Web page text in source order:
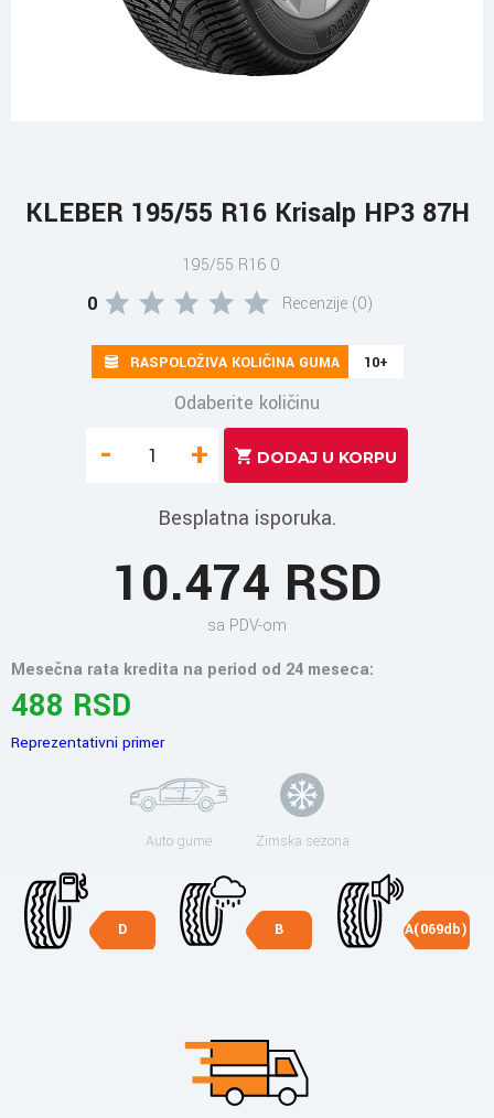
KLEBER 195/55 R16 Krisalp HP3 87H
195/55 R16 0
0 Recenzije (0)
RASPOLOŽIVA KOLIČINA GUMA 10+
Odaberite količinu
- +
Besplatna isporuka.
10.474 RSD
sa PDV-om
Mesečna rata kredita na period od 24 meseca:
488 RSD
Reprezentativni primer
Auto gume Zimska sezona
D B A(069db)